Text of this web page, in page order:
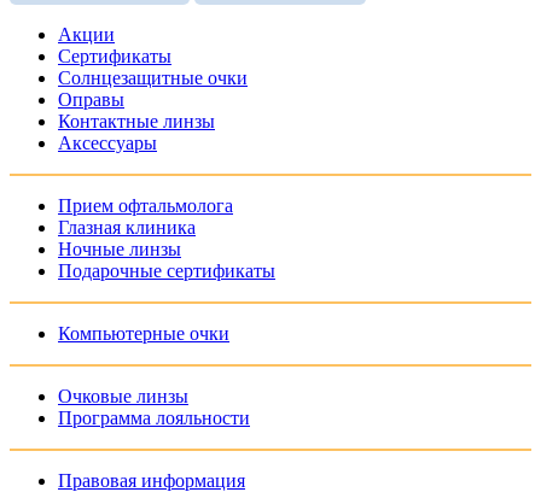
Акции
Сертификаты
Солнцезащитные очки
Оправы
Контактные линзы
Аксессуары
Прием офтальмолога
Глазная клиника
Ночные линзы
Подарочные сертификаты
Компьютерные очки
Очковые линзы
Программа лояльности
Правовая информация